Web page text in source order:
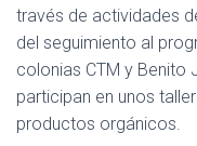
través de actividades
del seguimiento al
colonias CTM y Benito
participan en unos
productos orgánicos.